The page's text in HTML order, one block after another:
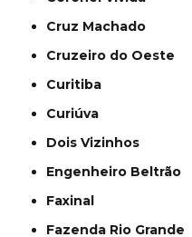
Cruz Machado
Cruzeiro do Oeste
Curitiba
Curiúva
Dois Vizinhos
Engenheiro Beltrão
Faxinal
Fazenda Rio Grande